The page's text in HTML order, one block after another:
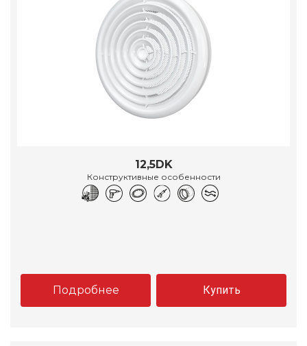
12,5DK
Конструктивные особенности
Подробнее Купить